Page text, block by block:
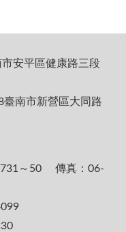
安平區健康路三段
臺南市新營區大同路
～50 傳真：06-